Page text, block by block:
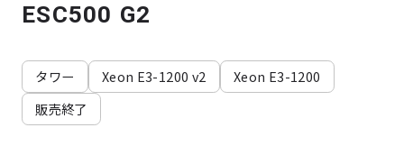
ESC500 G2
タワー Xeon E3-1200 v2
Xeon E3-1200
販売終了